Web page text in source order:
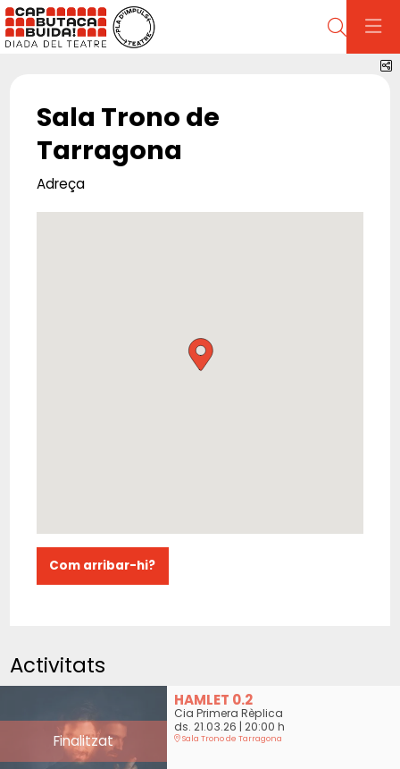
Cerca
Sala Trono de
Tarragona
Adreça
Com arribar-hi?
Activitats
Finalitzat
HAMLET 0.2
Cia Primera Rèplica
ds. 21.03.26 | 20:00 h
Sala Trono de Tarragona